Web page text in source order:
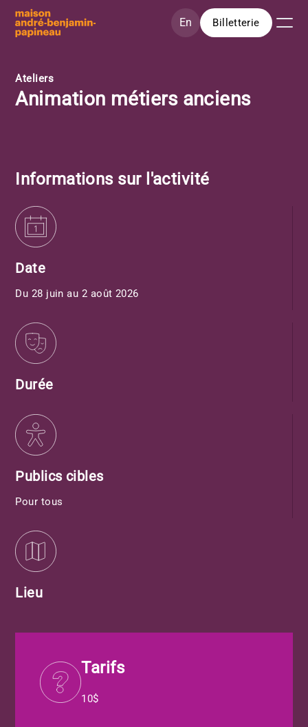
Aller au contenu principal
En Billetterie
Ateliers
Animation métiers anciens
Informations sur l'activité
Date
Du 28 juin au 2 août 2026
Durée
Publics cibles
Pour tous
Lieu
Tarifs
10$